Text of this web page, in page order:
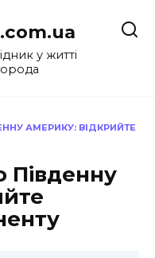
у житті
АМЕРИКУ: ВІДКРИЙТЕ
Південну